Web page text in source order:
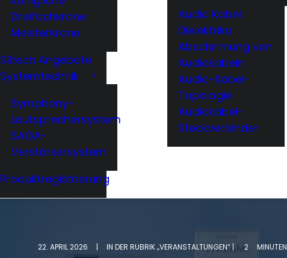
Dreifachkrone
Meisterkrone
Siltech Angebote
Systemtechnik
Symphony-
Lautsprechersystem
SAGA-
Verstärkersystem
Produktregistrierung
Audio Kabel
Dielektrika
Abschirmung von
Audiokabeln
Audio-Kabel-
Topologie
Audiokabel-
Steckverbinder
22. APRIL 2026 | IN DER RUBRIK„VERANSTALTUNGEN“ | 2 MINUTEN